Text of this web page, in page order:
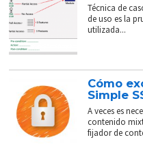
Técnica de
de uso es la
utilizada...
Cómo
Simple
A veces es
contenido
fijador de